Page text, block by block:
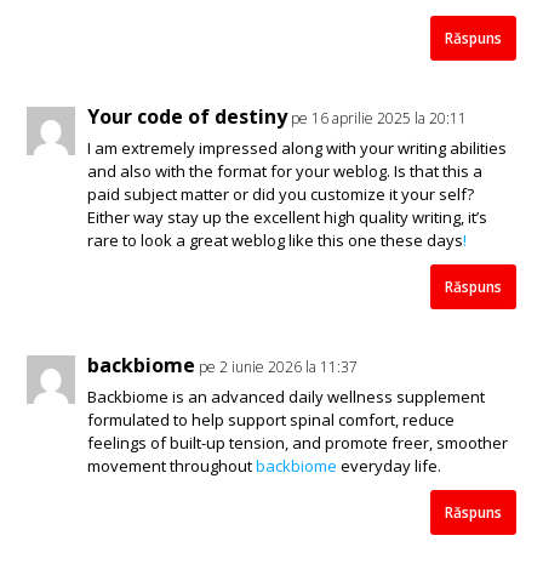
Răspuns
Your code of destiny pe 16 aprilie 2025 la 20:11
I am extremely impressed along with your writing abilities
and also with the format for your weblog. Is that this a
paid subject matter or did you customize it your self?
Either way stay up the excellent high quality writing, it’s
rare to look a great weblog like this one these days!
Răspuns
backbiome pe 2 iunie 2026 la 11:37
Backbiome is an advanced daily wellness supplement
formulated to help support spinal comfort, reduce
feelings of built-up tension, and promote freer, smoother
movement throughoutbackbiome everyday life.
Răspuns